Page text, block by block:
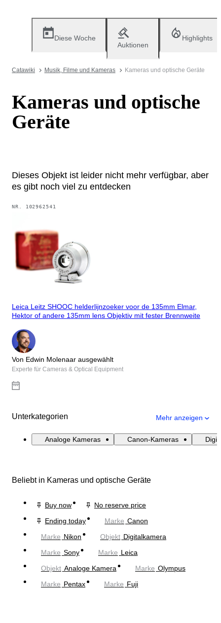
Diese Woche
Auktionen
Highlights
Catawiki Musik, Filme und Kameras Kameras und optische Geräte
Kameras und optische
Geräte
Dieses Objekt ist leider nicht mehr verfügbar, aber
es gibt noch viel zu entdecken
NR. 102962541
Leica Leitz SHOOC helderlijnzoeker voor de 135mm Elmar,
Hektor of andere 135mm lens Objektiv mit fester Brennweite
Von Edwin Molenaar ausgewählt
Experte für Cameras & Optical Equipment
Unterkategorien Mehr anzeigen
Analoge Kameras Canon-Kameras
Beliebt in Kameras und optische Geräte
Buy now
No reserve price
Ending today
Marke Canon
Marke Nikon Objekt Digitalkamera
Marke Sony Marke Leica
Objekt Analoge Kamera Marke Olympus
Marke Pentax Marke Fuji